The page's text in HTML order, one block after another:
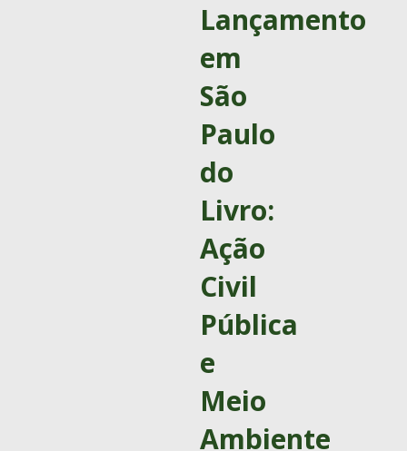
Lançamento
em
São
Paulo
do
Livro:
Ação
Civil
Pública
e
Meio
Ambiente